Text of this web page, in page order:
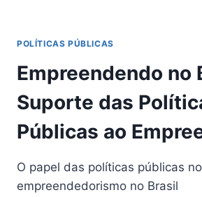
POLÍTICAS PÚBLICAS
Empreendendo no
Suporte das
Públicas ao
O papel das políticas públicas
empreendedorismo no Brasil